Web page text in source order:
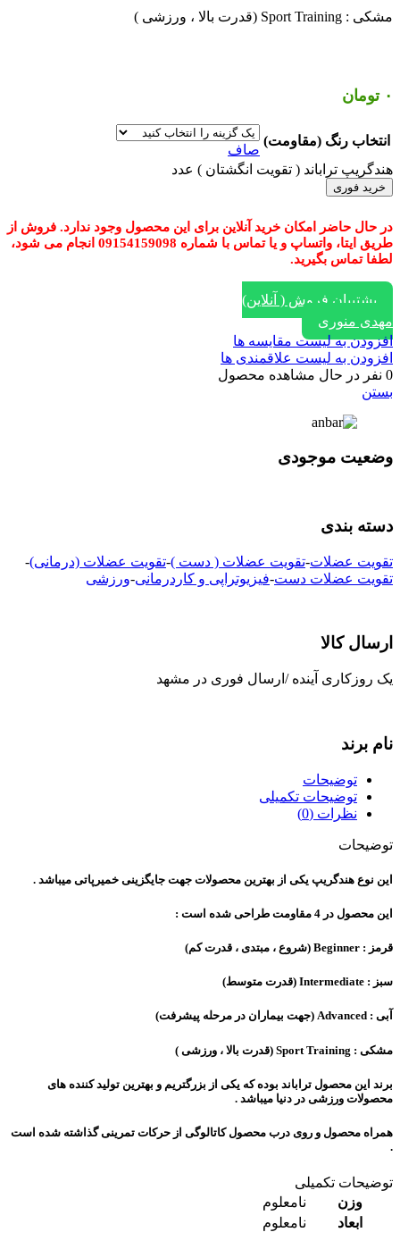
مشکی : Sport Training (قدرت بالا ، ورزشی )
۰ تومان
انتخاب رنگ (مقاومت)
صاف
هندگریپ تراباند ( تقویت انگشتان ) عدد
خرید فوری
در حال حاضر امکان خرید آنلاین برای این محصول وجود ندارد. فروش از
طریق ایتا، واتساپ و یا تماس با شماره 09154159098 انجام می شود،
لطفا تماس بگیرید.
پشتیبان فروش ( آنلاین)
مهدی منوری
افزودن به لیست مقایسه ها
افزودن به لیست علاقمندی ها
0 نفر در حال مشاهده محصول
بستن
وضعیت موجودی
دسته بندی
تقویت عضلات-تقویت عضلات ( دست )-تقویت عضلات (درمانی)-
تقویت عضلات دست-فیزیوتراپی و کاردرمانی-ورزشی
ارسال کالا
یک روزکاری آینده /ارسال فوری در مشهد
نام برند
توضیحات
توضیحات تکمیلی
نظرات (0)
توضیحات
این نوع هندگریپ یکی از بهترین محصولات جهت جایگزینی خمیرپاتی میباشد .
این محصول در 4 مقاومت طراحی شده است :
قرمز : Beginner (شروع ، مبتدی ، قدرت کم)
سبز : Intermediate (قدرت متوسط)
آبی : Advanced (جهت بیماران در مرحله پیشرفت)
مشکی : Sport Training (قدرت بالا ، ورزشی )
برند این محصول تراباند بوده که یکی از بزرگتریم و بهترین تولید کننده های
محصولات ورزشی در دنیا میباشد .
همراه محصول و روی درب محصول کاتالوگی از حرکات تمرینی گذاشته شده است
.
توضیحات تکمیلی
وزن
نامعلوم
ابعاد
نامعلوم